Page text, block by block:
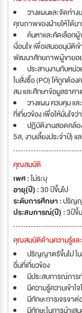
วางแผนและจัดทำ
คุณภาพของฝ่ายให้ได้ม
ค้นหาและคัดเลือก
เงื่อนไข เพื่อเสนออนุมัติ
พัฒนาศักยภาพผู้ขายอย่
ประสานงานกับหน่
ใบสั่งซื้อ (PO) ให้ถูกต้อ
สม และศึกษาข้อมูลราค
วางแผน ควบคุม แ
ที่เกี่ยวข้อง เพื่อให้มั่นใจ
ปฏิบัติงานสอดคล้อ
5ส, งานเลี้ยงประจำปี)
คุณสมบัติ
เพศ :ไม่ระบุ
อายุ(ปี) :30 ปีขึ้นไป
ระดับการศึกษา :ปริญ
ประสบการณ์(ปี) :3ปีขึ้
คุณสมบัติด้านความรู้แล
ปริญญาตรีขึ้นไป ใ
อื่นที่เกี่ยวข้อง
มีประสบการณ์การ
มีความรู้ความเข้าใ
มีทักษะการเจรจาต่
มีทักษะในการนำเส